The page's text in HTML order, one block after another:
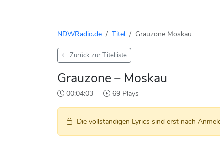
NDWRadio.de Titel Grauzone Moskau
Zurück zur Titelliste
Grauzone – Moskau
00:04:03 69 Plays
Die vollständigen Lyrics sind erst nach